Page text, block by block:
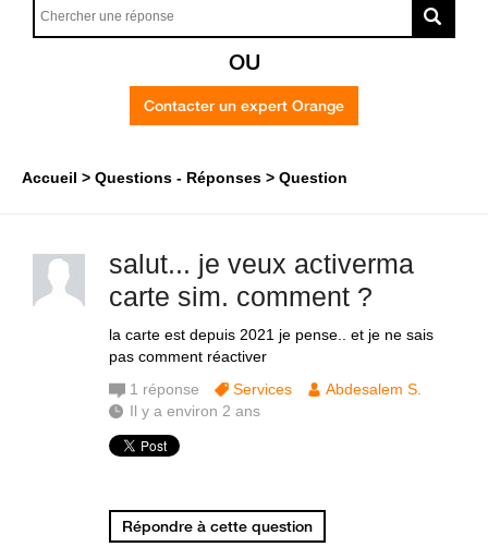
OU
Contacter un expert Orange
Accueil Questions - Réponses Question
salut... je veux activerma
carte sim. comment ?
la carte est depuis 2021 je pense.. et je ne sais
pas comment réactiver
1 réponse Services
Abdesalem S.
Il y a environ 2 ans
Répondre à cette question